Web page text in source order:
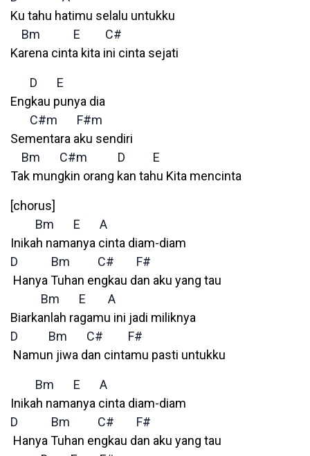
Ku tahu hatimu selalu untukku
Bm
E
C#
Karena cinta kita ini cinta sejati
D
E
Engkau punya dia
C#m
F#m
Sementara aku sendiri
Bm
C#m D
E
Tak mungkin orang kan tahu Kita mencinta
[chorus]
Bm
E
A
Inikah namanya cinta diam-diam
D
Bm C#
F#
Hanya Tuhan engkau dan aku yang tau
Bm
E
A
Biarkanlah ragamu ini jadi miliknya
D
Bm C#
F#
Namun jiwa dan cintamu pasti untukku
Bm E
A
Inikah namanya cinta diam-diam
D
Bm C#
F#
Hanya Tuhan engkau dan aku yang tau